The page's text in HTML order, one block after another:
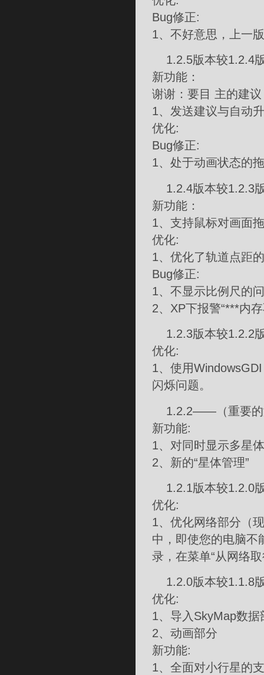
Bug修正:
1、不好意思，上一
1.2.5版本较1.2.4
新功能：
谢谢：要目 主的建
1、发送建议与自动
优化:
Bug修正:
1、处于动画状态的
1.2.4版本较1.2.3
新功能：
1、支持鼠标对画面
优化:
1、优化了轨道点距
Bug修正:
1、不显示比例尺的
2、XP下报警“***内
1.2.3版本较1.2.2
优化:
1、使用
闪烁问题。
1.2.2——（重要的
新功能:
1、对同时显示多星
2、新的“星体管理”
1.2.1版本较1.2.0
优化:
1、优化网络部分（
中，即使您的电脑不
录，在菜单“从网络
1.2.0版本较1.1.8
优化:
1、导入SkyMap数
2、动画部分
新功能:
1、全面对小行星的